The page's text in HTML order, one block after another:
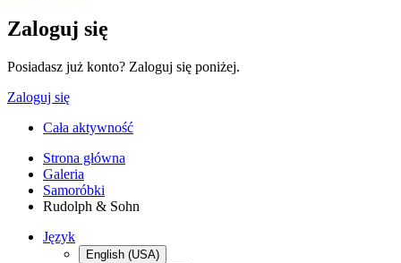
Zaloguj się
Posiadasz już konto? Zaloguj się poniżej.
Zaloguj się
Cała aktywność
Strona główna
Galeria
Samoróbki
Rudolph & Sohn
Język
English (USA)